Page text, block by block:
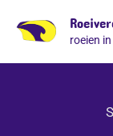
naar
roeien